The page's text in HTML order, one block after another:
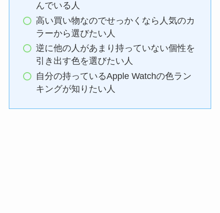
んでいる人
高い買い物なのでせっかくなら人気のカ
ラーから選びたい人
逆に他の人があまり持っていない個性を
引き出す色を選びたい人
自分の持っているApple Watchの色ラン
キングが知りたい人